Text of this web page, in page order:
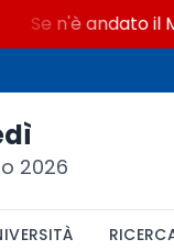
andato il
2026